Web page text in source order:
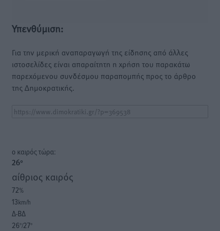
Υπενθύμιση:
Για την μερική αναπαραγωγή της είδησης από άλλες
ιστοσελίδες είναι απαραίτητη η χρήση του παρακάτω
παρεχόμενου συνδέσμου παραπομπής προς το άρθρο
της Δημοκρατικής.
o καιρός τώρα:
26°
αίθριος καιρός
72%
13km/h
Δ-ΒΔ
26°/27°